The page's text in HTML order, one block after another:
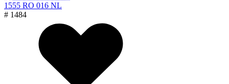
1555 RO 016 NL
# 1484